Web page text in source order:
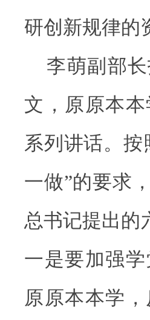
研创新规律的
李萌副部长
文，原原本
系列讲话。
一做”的要求
总书记提出的
一是要加强
原原本本学